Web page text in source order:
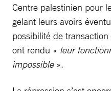
Centre palestinien pour
gelant leurs avoirs
possibilité de
ont rendu « leur
impossible».